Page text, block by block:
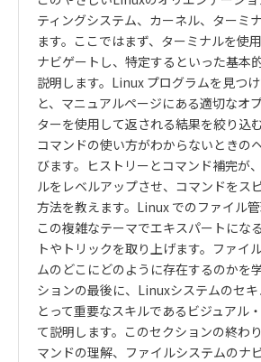
ティングシステム、カーネル、ターミ
ます。ここではまず、ターミナルを使
ナビゲートし、特定するといった基本
説明します。Linux プログラムを見つ
と、マニュアルページにある適切なオ
ターを使用して返される結果を絞り込
コマンドの使い方がわからないときの
びます。ヒストリーとコマンド補完が
ルをレベルアップさせ、コマンドをス
方法を教えます。Linux でのファイル管
この複雑なテーマでエキスパートにな
トやトリックを取り上げます。ファイ
ムのどこにどのように存在するのかを
ションの最後に、Linuxシステムのセ
とって重要なスキルであるビジュアル
て説明します。このセクションの終わ
マンドの理解、ファイルシステムのナ